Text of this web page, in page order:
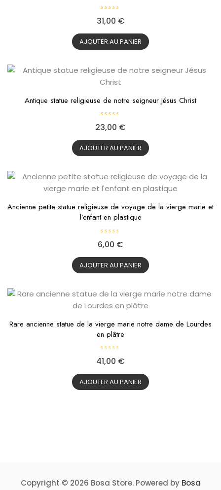
N
o
e
0
s
u
31,00 €
AJOUTER AU PANIER
Antique statue religieuse de notre seigneur Jésus Christ
N
o
e
0
s
u
23,00 €
AJOUTER AU PANIER
Ancienne petite statue religieuse de voyage de la vierge marie et
l’enfant en plastique
N
o
e
0
s
u
6,00 €
AJOUTER AU PANIER
Rare ancienne statue de la vierge marie notre dame de Lourdes
en plâtre
N
o
e
0
s
u
41,00 €
AJOUTER AU PANIER
Copyright © 2026 Bosa Store. Powered by Bosa